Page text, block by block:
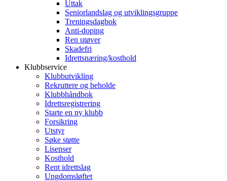
Uttak
Seniorlandslag og utviklingsgruppe
Treningsdagbok
Anti-doping
Ren utøver
Skadefri
Idrettsnæring/kosthold
Klubbservice
Klubbutvikling
Rekruttere og beholde
Klubbhåndbok
Idrettsregistrering
Starte en ny klubb
Forsikring
Utstyr
Søke støtte
Lisenser
Kosthold
Rent idrettslag
Ungdomsløftet